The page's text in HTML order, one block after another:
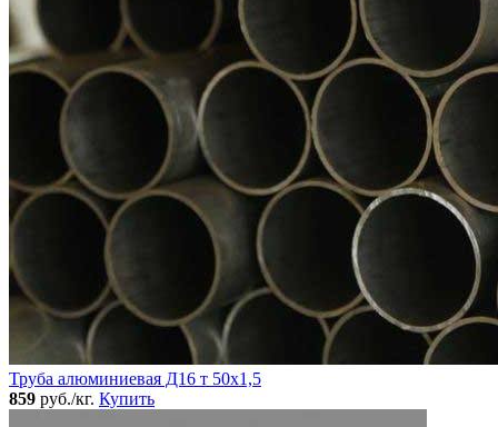
Труба алюминиевая Д16 т 50х1,5
859 руб./кг. Купить